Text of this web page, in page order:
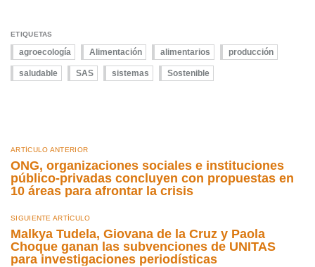
ETIQUETAS
agroecología Alimentación alimentarios producción
saludable SAS sistemas Sostenible
ARTÍCULO ANTERIOR
ONG, organizaciones sociales e instituciones
público-privadas concluyen con propuestas en
10 áreas para afrontar la crisis
SIGUIENTE ARTÍCULO
Malkya Tudela, Giovana de la Cruz y Paola
Choque ganan las subvenciones de UNITAS
para investigaciones periodísticas